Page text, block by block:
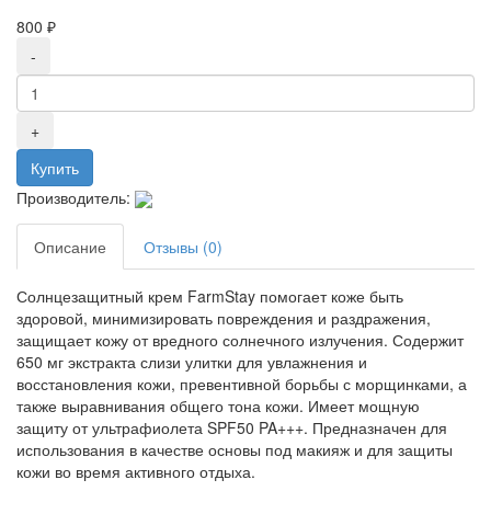
800 ₽
Производитель:
Описание Отзывы (0)
Солнцезащитный крем FarmStay помогает коже быть
здоровой, минимизировать повреждения и раздражения,
защищает кожу от вредного солнечного излучения. Содержит
650 мг экстракта слизи улитки для увлажнения и
восстановления кожи, превентивной борьбы с морщинками, а
также выравнивания общего тона кожи. Имеет мощную
защиту от ультрафиолета SPF50 PA+++. Предназначен для
использования в качестве основы под макияж и для защиты
кожи во время активного отдыха.